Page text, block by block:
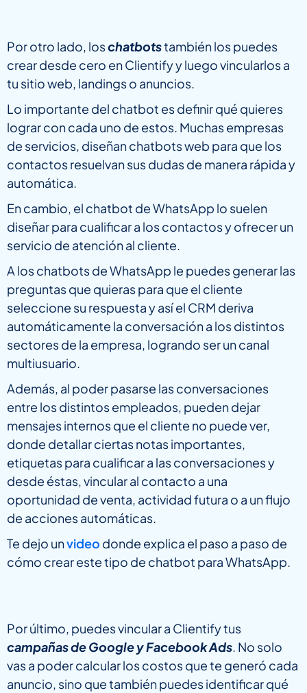
Por otro lado, loschatbotstambién los puedes
crear desde cero en Clientify y luego vincularlos a
tu sitio web, landings o anuncios.
Lo importante del chatbot es definir qué quieres
lograr con cada uno de estos. Muchas empresas
de servicios, diseñan chatbots web para que los
contactos resuelvan sus dudas de manera rápida y
automática.
En cambio, el chatbot de WhatsApp lo suelen
diseñar para cualificar a los contactos y ofrecer un
servicio de atención al cliente.
A los chatbots de WhatsApp le puedes generar las
preguntas que quieras para que el cliente
seleccione su respuesta y así el CRM deriva
automáticamente la conversación a los distintos
sectores de la empresa, logrando ser un canal
multiusuario.
Además, al poder pasarse las conversaciones
entre los distintos empleados, pueden dejar
mensajes internos que el cliente no puede ver,
donde detallar ciertas notas importantes,
etiquetas para cualificar a las conversaciones y
desde éstas, vincular al contacto a una
oportunidad de venta, actividad futura o a un flujo
de acciones automáticas.
Te dejo unvideo donde explica el paso a paso de
cómo crear este tipo de chatbot para WhatsApp.
Por último, puedes vincular a Clientify tus
campañas de Google y Facebook Ads. No solo
vas a poder calcular los costos que te generó cada
anuncio, sino que también puedes identificar qué